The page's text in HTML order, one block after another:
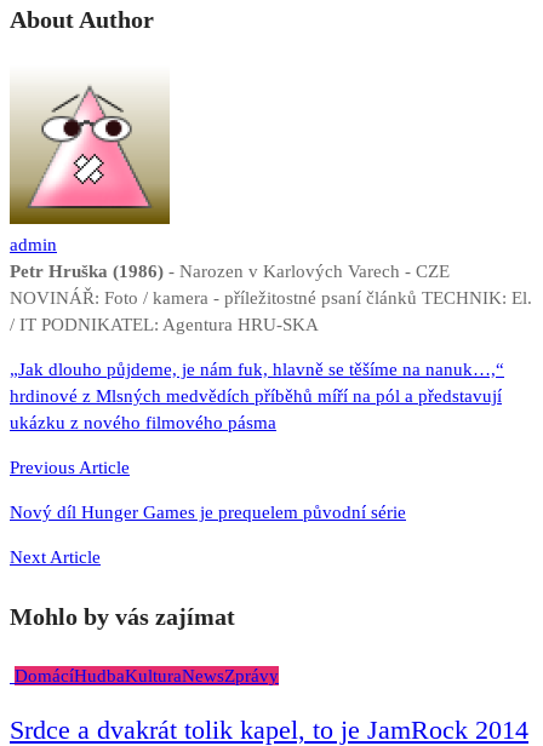
About Author
admin
Petr Hruška (1986) - Narozen v Karlových Varech - CZE
NOVINÁŘ: Foto / kamera - příležitostné psaní článků TECHNIK: El.
/ IT PODNIKATEL: Agentura HRU-SKA
Navigace
pro
příspěvek
„Jak dlouho půjdeme, je nám fuk, hlavně se těšíme na nanuk…,“
hrdinové z Mlsných medvědích příběhů míří na pól a představují
ukázku z nového filmového pásma
Previous Article
Nový díl Hunger Games je prequelem původní série
Next Article
Mohlo by vás zajímat
DomácíHudbaKulturaNewsZprávy
Srdce a dvakrát tolik kapel, to je JamRock 2014